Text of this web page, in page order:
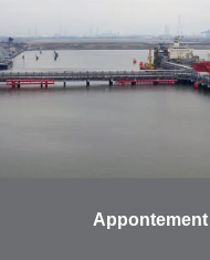
Canal Albert
de transport à
En